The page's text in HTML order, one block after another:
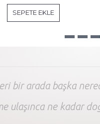
SEPETE EKLE
bir arada başka
ulaşınca ne kadar